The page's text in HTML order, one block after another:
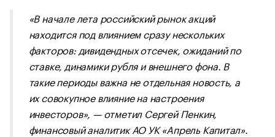
«В начале лета российский рынок акций
находится под влиянием сразу нескольких
факторов: дивидендных отсечек, ожиданий по
ставке, динамики рубля и внешнего фона. В
такие периоды важна не отдельная новость, а
их совокупное влияние на настроения
инвесторов», — отметил Сергей Пенкин,
финансовый аналитик АО УК «Апрель Капитал».